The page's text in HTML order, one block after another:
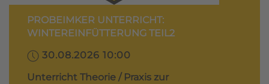
PROBEIMKER UNTERRICHT:
WINTEREINFÜTTERUNG TEIL2
30.08.2026 10:00
Unterricht Theorie / Praxis zur